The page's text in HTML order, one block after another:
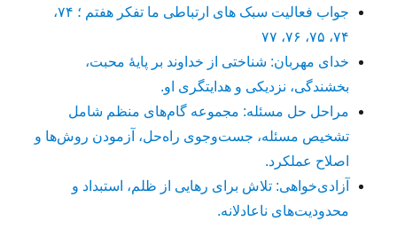
جواب فعالیت سبک های ارتباطی ما تفکر هفتم ؛ ۷۴،
۷۴، ۷۵، ۷۶، ۷۷
خدای مهربان: شناختی از خداوند بر پایهٔ محبت،
بخشندگی، نزدیکی و هدایتگری او.
مراحل حل مسئله: مجموعه گام‌های منظم شامل
تشخیص مسئله، جست‌وجوی راه‌حل، آزمودن روش‌ها و
اصلاح عملکرد.
آزادی‌خواهی: تلاش برای رهایی از ظلم، استبداد و
محدودیت‌های ناعادلانه.